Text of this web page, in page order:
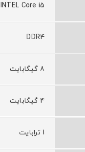
INTEL Core i5
DDR4
8 گیگابایت
4 گیگابایت
1 ترابایت